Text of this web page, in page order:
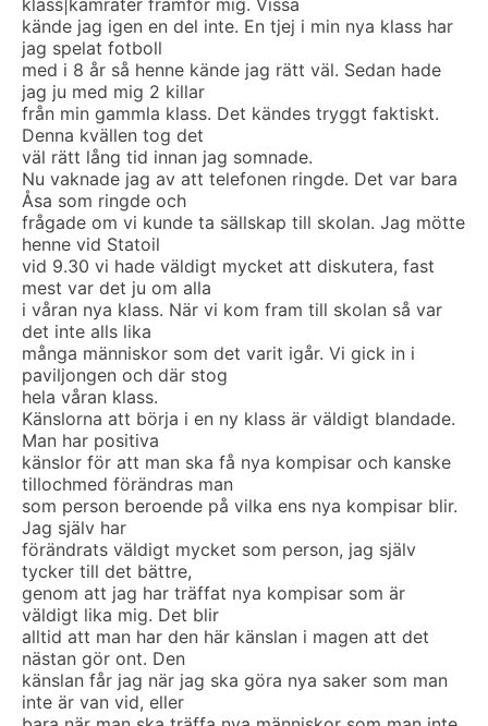
klass|kamrater framför mig. Vissa
kände jag igen en del inte. En tjej i min nya klass har
jag spelat fotboll
med i 8 år så henne kände jag rätt väl. Sedan hade
jag ju med mig 2 killar
från min gammla klass. Det kändes tryggt faktiskt.
Denna kvällen tog det
väl rätt lång tid innan jag somnade.
Nu vaknade jag av att telefonen ringde. Det var bara
Åsa som ringde och
frågade om vi kunde ta sällskap till skolan. Jag mötte
henne vid Statoil
vid 9.30 vi hade väldigt mycket att diskutera, fast
mest var det ju om alla
i våran nya klass. När vi kom fram till skolan så var
det inte alls lika
många människor som det varit igår. Vi gick in i
paviljongen och där stog
hela våran klass.
Känslorna att börja i en ny klass är väldigt blandade.
Man har positiva
känslor för att man ska få nya kompisar och kanske
tillochmed förändras man
som person beroende på vilka ens nya kompisar blir.
Jag själv har
förändrats väldigt mycket som person, jag själv
tycker till det bättre,
genom att jag har träffat nya kompisar som är
väldigt lika mig. Det blir
alltid att man har den här känslan i magen att det
nästan gör ont. Den
känslan får jag när jag ska göra nya saker som man
inte är van vid, eller